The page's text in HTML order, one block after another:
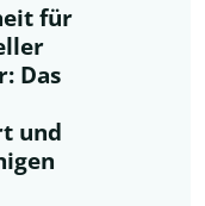
für
Das
und